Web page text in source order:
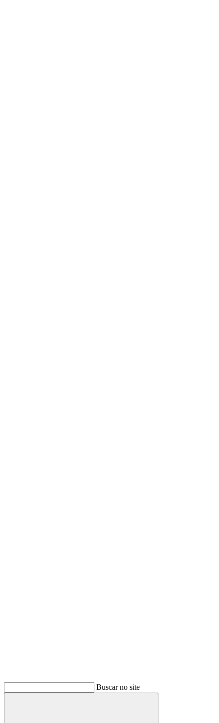
Buscar no site